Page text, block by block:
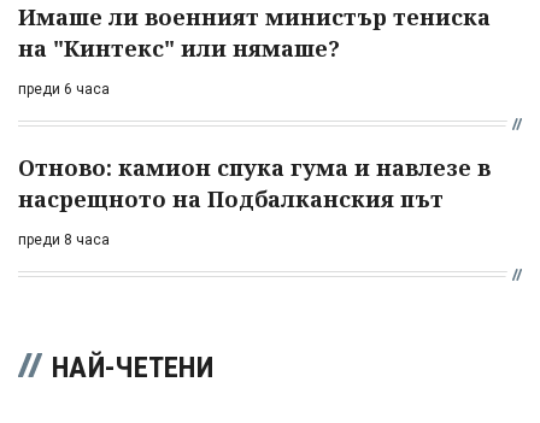
Имаше ли военният министър тениска
на "Кинтекс" или нямаше?
преди 6 часа
Отново: камион спука гума и навлезе в
насрещното на Подбалканския път
преди 8 часа
НАЙ-ЧЕТЕНИ